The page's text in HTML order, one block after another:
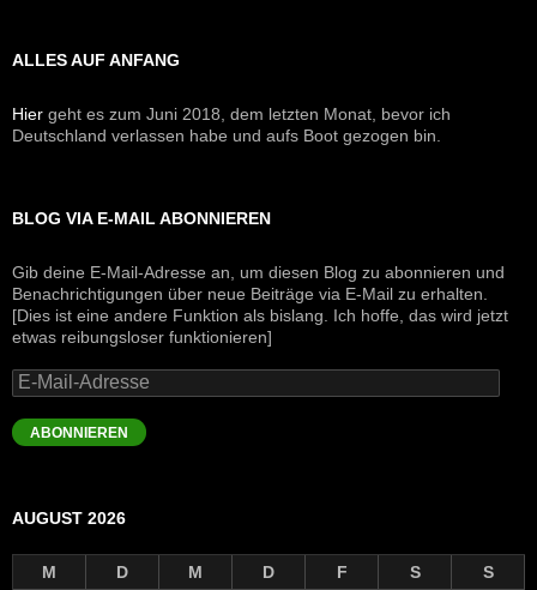
ALLES AUF ANFANG
Hier geht es zum Juni 2018, dem letzten Monat, bevor ich
Deutschland verlassen habe und aufs Boot gezogen bin.
BLOG VIA E-MAIL ABONNIEREN
Gib deine E-Mail-Adresse an, um diesen Blog zu abonnieren und
Benachrichtigungen über neue Beiträge via E-Mail zu erhalten.
[Dies ist eine andere Funktion als bislang. Ich hoffe, das wird jetzt
etwas reibungsloser funktionieren]
E-
Mail-
Adresse
ABONNIEREN
AUGUST 2026
M D M D F S S